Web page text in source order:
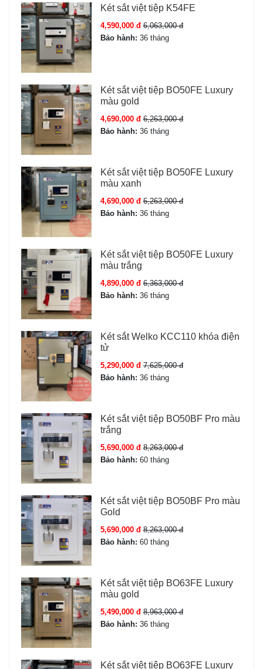
Két sắt việt tiệp K54FE
4,590,000 đ 6,063,000 đ
Bảo hành: 36 tháng
Két sắt việt tiệp BO50FE Luxury
màu gold
4,690,000 đ 6,263,000 đ
Bảo hành: 36 tháng
Két sắt việt tiệp BO50FE Luxury
màu xanh
4,690,000 đ 6,263,000 đ
Bảo hành: 36 tháng
Két sắt việt tiệp BO50FE Luxury
màu trắng
4,890,000 đ 6,363,000 đ
Bảo hành: 36 tháng
Két sắt Welko KCC110 khóa điện
tử
5,290,000 đ 7,625,000 đ
Bảo hành: 36 tháng
Két sắt việt tiệp BO50BF Pro màu
trắng
5,690,000 đ 8,263,000 đ
Bảo hành: 60 tháng
Két sắt việt tiệp BO50BF Pro màu
Gold
5,690,000 đ 8,263,000 đ
Bảo hành: 60 tháng
Két sắt việt tiệp BO63FE Luxury
màu gold
5,490,000 đ 8,963,000 đ
Bảo hành: 36 tháng
Két sắt việt tiệp BO63FE Luxury